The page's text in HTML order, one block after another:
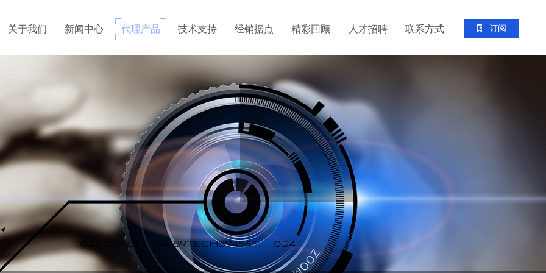
关于我们 新闻中心 代理产品 技术支持 经销据点 精彩回顾 人才招聘 联系方式 订阅